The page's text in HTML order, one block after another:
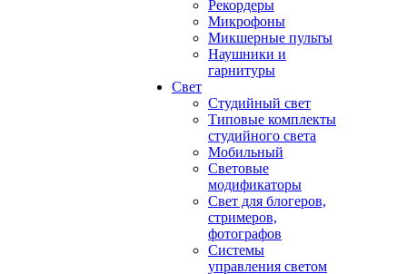
Рекордеры
Микрофоны
Микшерные пульты
Наушники и
гарнитуры
Свет
Студийный свет
Типовые комплекты
студийного света
Мобильный
Световые
модификаторы
Свет для блогеров,
стримеров,
фотографов
Системы
управления светом